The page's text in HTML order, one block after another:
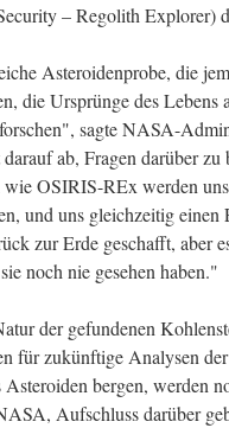
– Regolith Explorer)
Asteroidenprobe, die
die Ursprünge des Lebens
sagte NASA-
ab, Fragen darüber zu
OSIRIS-REx werden
und uns gleichzeitig
zur Erde geschafft, aber
noch nie gesehen haben."
der gefundenen
für zukünftige Analysen
bergen, werden
Aufschluss darüber